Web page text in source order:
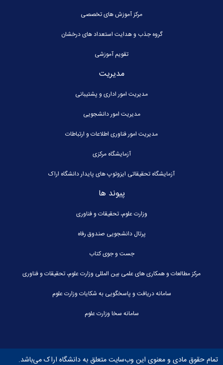
مرکز آموزش های تخصصی
گروه جذب و هدایت استعداد های درخشان
تقویم آموزشی
مدیریت
مدیریت امور اداری و پشتیبانی
مدیریت امور دانشجویی
مدیریت امور فناوری اطلاعات و ارتباطات
آزمایشگاه مرکزی
آزمایشگاه تحقیقاتی ایزوتوپ های پایدار دانشگاه اراک
پیوند ها
وزارت علوم، تحقیقات و فناوری
پرتال دانشجویی صندوق رفاه
جست و جوی کتاب
مرکز مطالعات و همکاری های علمی بین المللی وزارت علوم، تحقیقات و فناوری
سامانه دریافت و پاسخگویی به شکایات وزارت علوم
سامانه سخا وزارت علوم
تمام حقوق مادی و معنوی این وب‌سایت متعلق به دانشگاه اراک می‌باشد.